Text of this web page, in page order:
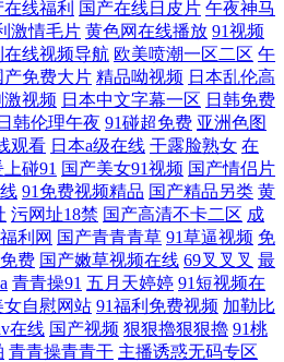
在线福利 国产在线日皮片 午夜神马
激情毛片 黄色网在线播放 91视频
在线视频导航 欧美喷潮一区二区 午
产免费大片 精品呦视频 日本乱伦高
激视频 日本中文字幕一区 日韩免费
韩伦理午夜 91碰超免费 亚洲色图
观看 日本a级在线 干露脸熟女 在
上碰91 国产美女91视频 国产情侣片
91免费视频精品 国产精品另类 黄
污网址18禁 国产高清不卡二区 成
利网 国产青青青草 91草逼视频 免
费 国产嫩草视频在线 69叉叉叉 最
青青操91 五月天婷婷 91短视频在
女自慰网站 91福利免费视频 加勒比
在线 国产视频 狠狠擼狠狠擼 91桃
青青操青青干 主播诱惑无码专区